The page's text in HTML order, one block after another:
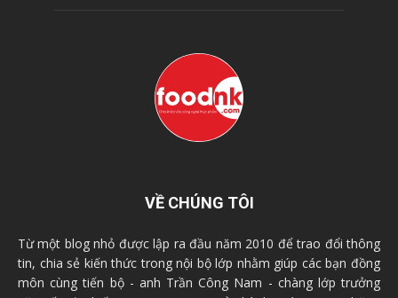
VỀ CHÚNG TÔI
Từ một blog nhỏ được lập ra đầu năm 2010 để trao đổi thông
tin, chia sẻ kiến thức trong nội bộ lớp nhằm giúp các bạn đồng
môn cùng tiến bộ - anh Trần Công Nam - chàng lớp trưởng